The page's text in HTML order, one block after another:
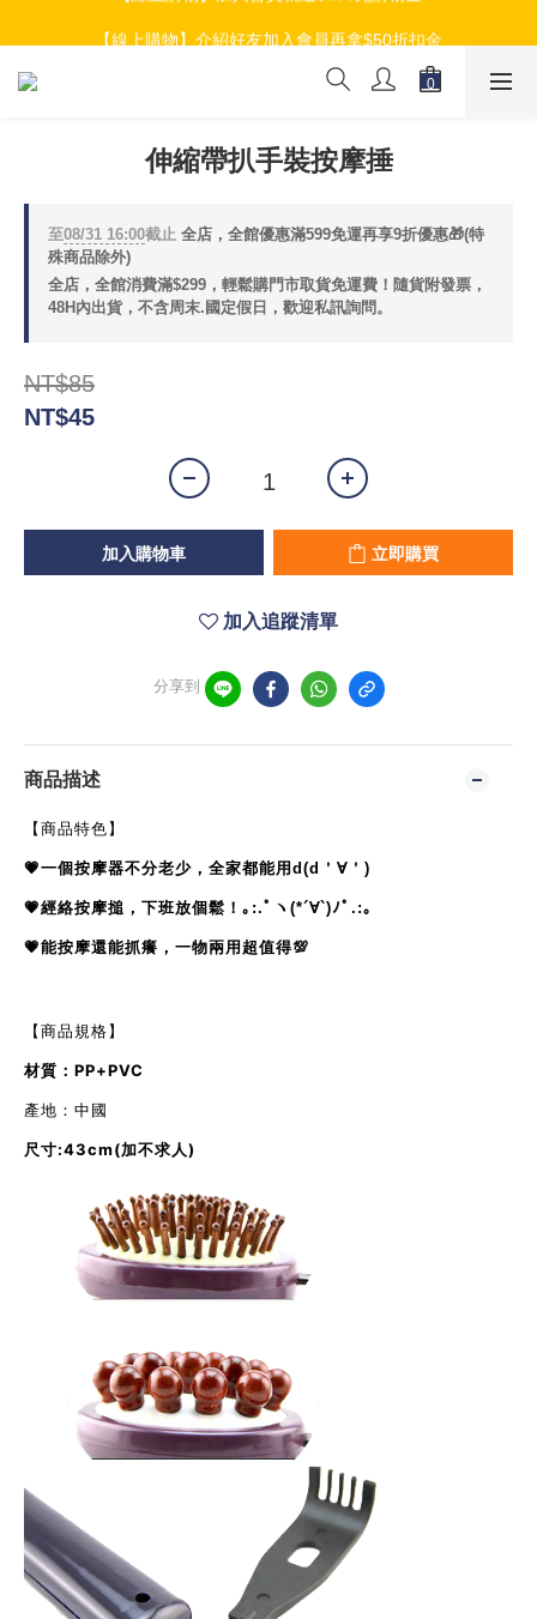
【線上購物】介紹好友加入會員再拿$50折扣金
【線上購物】加入會員就送$100元購物金
伸縮帶扒手裝按摩捶
至08/31 16:00截止 全店，全館優惠滿599免運再享9折優惠🎁(特
殊商品除外)
全店，全館消費滿$299，輕鬆購門市取貨免運費！隨貨附發票，
48H內出貨，不含周末.國定假日，歡迎私訊詢問。
NT$85
NT$45
加入購物車 立即購買
加入追蹤清單
分享到
商品描述
【商品特色】
💗一個按摩器不分老少，全家都能用d(d＇∀＇)
💗經絡按摩搥，下班放個鬆 ！｡:.ﾟヽ(*´∀`)ﾉﾟ.:｡
💗能按摩還能抓癢，一物兩用超值得💯
【商品規格】
材質：PP+PVC
產地：中國
尺寸:43cm(加不求人)